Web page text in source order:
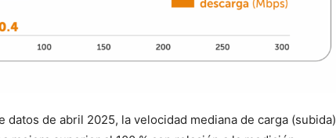
de abril 2025, la velocidad mediana de carga (subida)